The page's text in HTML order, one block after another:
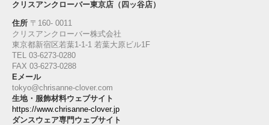
クリスアンクローバー東京店（四ッ谷店）
住所 〒160‐ 0011
クリスアンクローバー株式会社
東京都新宿区若葉1‐1-1 若葉大原ビル1F
TEL 03-6273-0280
FAX 03-6273-0288
Eメール
tokyo@chrisanne-clover.com
生地・服飾材料ウェブサイト
https://www.chrisanne-clover.jp
ダンスウェア専門ウェブサイト